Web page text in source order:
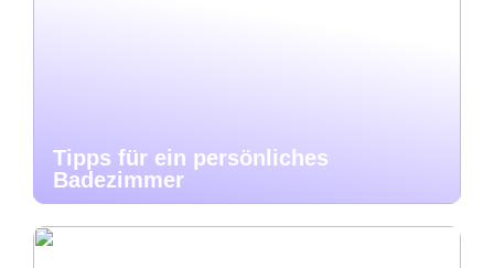
Tipps für ein persönliches
Badezimmer